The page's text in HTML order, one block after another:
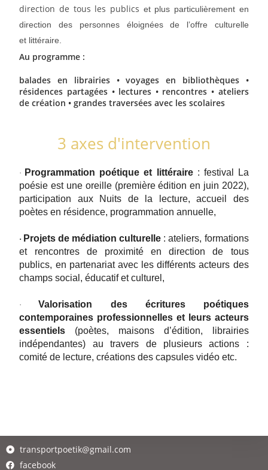
direction de tous les publics et plus particulièrement en
direction des personnes éloignées de l’offre culturelle
et littéraire.
Au programme :
balades en librairies • voyages en bibliothèques •
résidences partagées • lectures • rencontres • ateliers
de création • grandes traversées avec les scolaires
3 axes d'intervention
· Programmation poétique et littéraire : festival La
poésie est une oreille (première édition en juin 2022),
participation aux Nuits de la lecture, accueil des
poètes en résidence, programmation annuelle,
· Projets de médiation culturelle : ateliers, formations
et rencontres de proximité en direction de tous
publics, en partenariat avec les différents acteurs des
champs social, éducatif et culturel,
·
Valorisation des écritures poétiques
contemporaines professionnelles et leurs acteurs
essentiels (poètes, maisons d’édition, librairies
indépendantes) au travers de plusieurs actions :
comité de lecture, créations des capsules vidéo etc.
transportpoetik@gmail.com
facebook